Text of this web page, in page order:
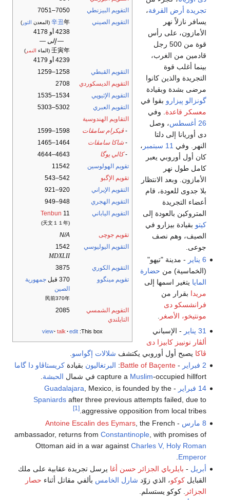
التقويم البيزنطي
7050–7051
التقويم الصيني
辛丑年 (المعدن الثور )
4238 أو 4178
— إلى —
壬寅年 (الماء النمر )
4239 أو 4179
التقويم القبطي
1258–1259
التقويم الديسكوردي
2708
التقويم الإثيوپي
1534–1535
التقويم العبري
5302–5303
التقاويم الهندوسية
- ڤيكرام سامڤات
1598–1599
-شاكا سامڤات
1464–1465
-كالي يوگا
4643–4644
تقويم الهولوسين
11542
تقويم الإگبو
542–543
التقويم الإيراني
920–921
التقويم الهجري
948–949
التقويم الياباني
Tenbun 11
(天文１１年)
تقويم جوچى
N/A
التقويم اليوليوسي
1542
MDXLII
التقويم الكوري
3875
تقويم مينگوو
370 قبل
جمهورية
الصين
民前370年
التقويم الشمسي
التايلندي
2085
This box:
view talk edit
تجريدة أرض القرفة،
يسافر نازلاً نهر
الأمازون، على رأس
قوة من 500 رجل
قادمين من الغرب،
بينما أغلب قوة
التجريدة والذين كانوا
مرضى بشدة وبقيادة
گونزالو پيزارو بقوا في
معسكر قاعدة . وفي
26 أغسطس
، وصل
دى أوريانا إلى دلتا
النهر. وفي 11 سبتمبر
،
كان أول أوروبي يعبر
كامل طول نهر
الأمازون. وبعد الانتظار
بلا جدوى للعودة، قام
أعضاء التجريدة
المتروكين بالعودة إلى
كيتو بقيادة بيزارو في
الصيف، وهم نصف
جوعى.
6 يناير
- مدينة "تيهو"
(الخماسية) من حضارة
المايا يتغير اسمها إلى
مريدا بقرار من
فرانشسكو دى
مونتيخو، الأصغر
31 يناير
- الإسباني
ألڤار نونييز كابيزا دى
ڤاكا يصبح أول أوروبي يكتشف شلالات إگواسو
2 فبراير
-
Battle of Baçente
: البرتغاليون بقيادةكريستاڤاو دا گاما
capture a Muslim-occupied hillfort في شمال الحبشة
14 فبراير
-
Guadalajara, Mexico, is founded by the
Spaniardsafter three previous attempts failed, due to
aggressive opposition from local tribes.
[1]
8 مارس -
Antoine Escalin des Eymars, the French
ambassador, returns from Constantinople, with promises of
Ottoman aid in a war against Charles V, Holy Roman
Emperor
أبريل - بايلرباي الجزائر حسن أغا يرسل تجريدة عقابية على ملك
القبايلكوكو، الذي زوّد شارل الخامس بألفي مقاتل أثناء حصار
الجزائر
. كوكو يستسلم.